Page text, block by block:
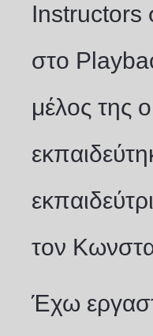
Instructors
στο
μέλος της
τον
Έχω